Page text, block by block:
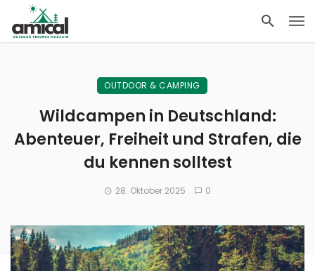
OUTDOOR & CAMPING
Wildcampen in Deutschland:
Abenteuer, Freiheit und Strafen, die
du kennen solltest
28. Oktober 2025 0